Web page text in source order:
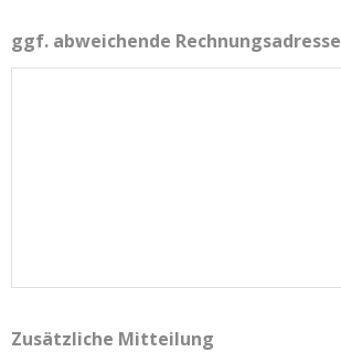
ggf. abweichende Rechnungsadresse
Zusätzliche Mitteilung